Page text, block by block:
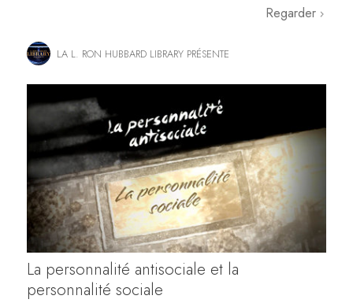
Regarder
LA L. RON HUBBARD LIBRARY PRÉSENTE
La personnalité antisociale et la
personnalité sociale